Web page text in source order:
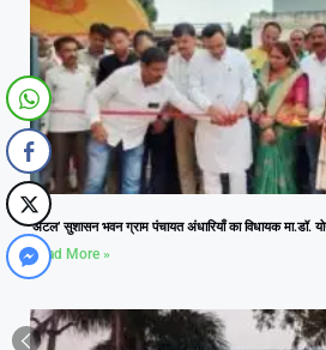
‘अटल’ सुशासन भवन ग्राम पंचायत अंधारियाँ का विधायक मा.डॉ.
Read More »